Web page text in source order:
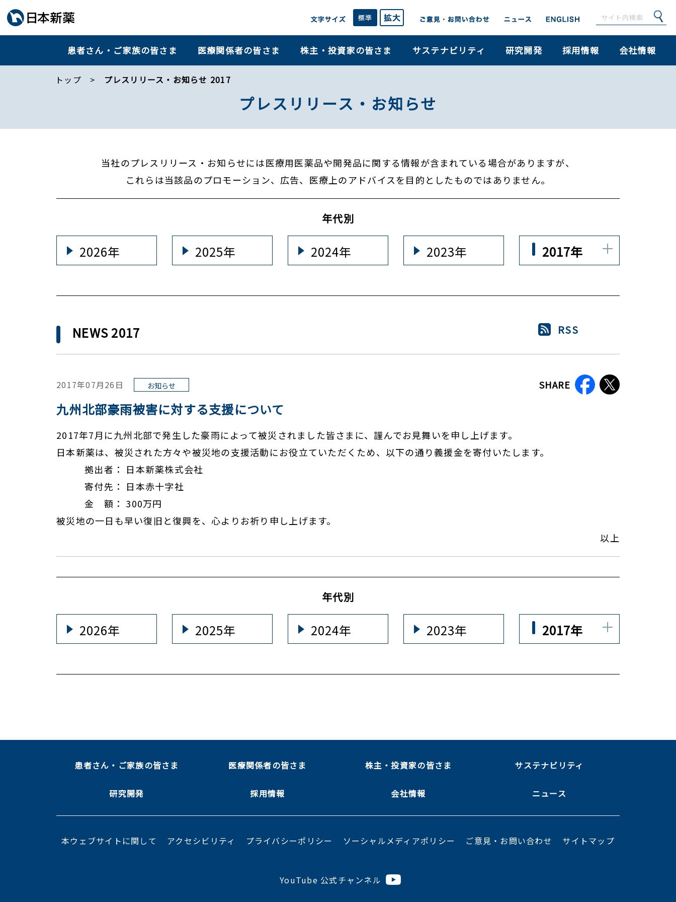
患者さん・ご家族の皆さま 医療関係者の皆さま 株主・投資家の皆さま サステナビリティ 研究開発 採用情報 会社情報
トップ プレスリリース・お知らせ 2017
プレスリリース・お知らせ
当社のプレスリリース・お知らせには医療用医薬品や開発品に関する情報が含まれている場合がありますが、
これらは当該品のプロモーション、広告、医療上のアドバイスを目的としたものではありません。
年代別
2026年 2025年 2024年 2023年 2017年
NEWS 2017 RSS
2017年07月26日 お知らせ SHARE
九州北部豪雨被害に対する支援について
2017年7月に九州北部で発生した豪雨によって被災されました皆さまに、謹んでお見舞いを申し上げます。
日本新薬は、被災された方々や被災地の支援活動にお役立ていただくため、以下の通り義援金を寄付いたします。
拠出者： 日本新薬株式会社
寄付先： 日本赤十字社
金 額： 300万円
被災地の一日も早い復旧と復興を、心よりお祈り申し上げます。
以上
年代別
2026年 2025年 2024年 2023年 2017年
患者さん・ご家族の皆さま 医療関係者の皆さま 株主・投資家の皆さま サステナビリティ
研究開発 採用情報 会社情報 ニュース
本ウェブサイトに関して アクセシビリティ プライバシーポリシー ソーシャルメディアポリシー ご意見・お問い合わせ サイトマップ
YouTube 公式チャンネル